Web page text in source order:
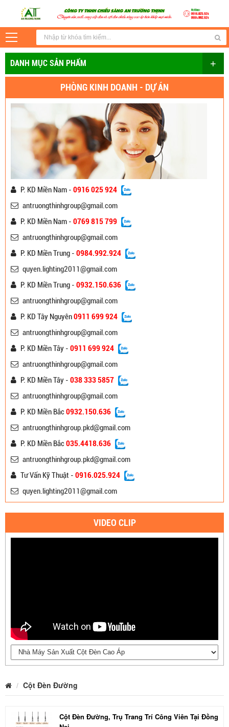
DANH MỤC SẢN PHẨM +
PHÒNG KINH DOANH - DỰ ÁN
P. KD Miền Nam - 0916 025 924
antruongthinhgroup@gmail.com
P. KD Miền Nam - 0769 815 799
antruongthinhgroup@gmail.com
P. KD Miền Trung - 0984.992.924
quyen.lighting2011@gmail.com
P. KD Miền Trung - 0932.150.636
antruongthinhgroup@gmail.com
P. KD Tây Nguyên0911 699 924
antruongthinhgroup@gmail.com
P. KD Miền Tây - 0911 699 924
antruongthinhgroup@gmail.com
P. KD Miền Tây - 038 333 5857
antruongthinhgroup@gmail.com
P. KD Miền Bắc0932.150.636
antruongthinhgroup.pkd@gmail.com
P. KD Miền Bắc035.4418.636
antruongthinhgroup.pkd@gmail.com
Tư Vấn Kỹ Thuật - 0916.025.924
quyen.lighting2011@gmail.com
VIDEO CLIP
Cột Đèn Đường
Cột Đèn Đường, Trụ Trang Trí Công Viên Tại Đồng